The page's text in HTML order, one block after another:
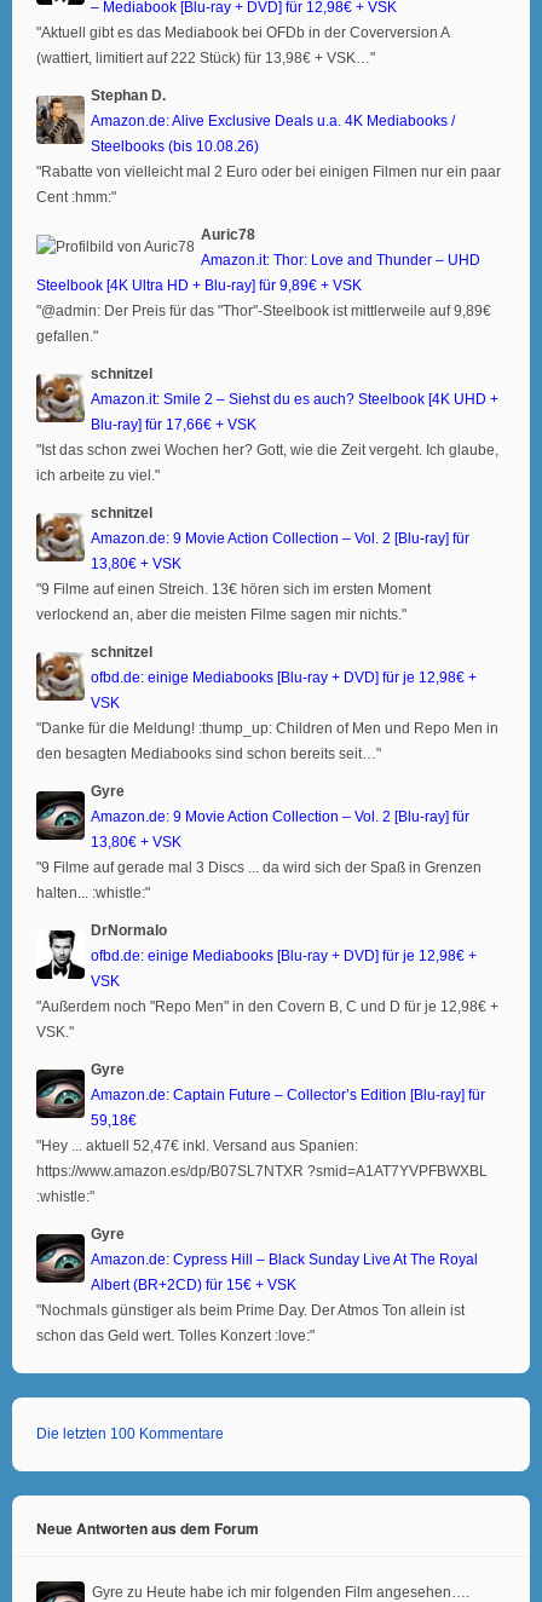
– Mediabook [Blu-ray + DVD] für 12,98€ + VSK
"Aktuell gibt es das Mediabook bei OFDb in der Coverversion A
(wattiert, limitiert auf 222 Stück) für 13,98€ + VSK…"
Stephan D.
Amazon.de: Alive Exclusive Deals u.a. 4K Mediabooks /
Steelbooks (bis 10.08.26)
"Rabatte von vielleicht mal 2 Euro oder bei einigen Filmen nur ein paar
Cent :hmm:"
Auric78
Amazon.it: Thor: Love and Thunder – UHD
Steelbook [4K Ultra HD + Blu-ray] für 9,89€ + VSK
"@admin: Der Preis für das "Thor"-Steelbook ist mittlerweile auf 9,89€
gefallen."
schnitzel
Amazon.it: Smile 2 – Siehst du es auch? Steelbook [4K UHD +
Blu-ray] für 17,66€ + VSK
"Ist das schon zwei Wochen her? Gott, wie die Zeit vergeht. Ich glaube,
ich arbeite zu viel."
schnitzel
Amazon.de: 9 Movie Action Collection – Vol. 2 [Blu-ray] für
13,80€ + VSK
"9 Filme auf einen Streich. 13€ hören sich im ersten Moment
verlockend an, aber die meisten Filme sagen mir nichts."
schnitzel
ofbd.de: einige Mediabooks [Blu-ray + DVD] für je 12,98€ +
VSK
"Danke für die Meldung! :thump_up: Children of Men und Repo Men in
den besagten Mediabooks sind schon bereits seit…"
Gyre
Amazon.de: 9 Movie Action Collection – Vol. 2 [Blu-ray] für
13,80€ + VSK
"9 Filme auf gerade mal 3 Discs ... da wird sich der Spaß in Grenzen
halten... :whistle:"
DrNormalo
ofbd.de: einige Mediabooks [Blu-ray + DVD] für je 12,98€ +
VSK
"Außerdem noch "Repo Men" in den Covern B, C und D für je 12,98€ +
VSK."
Gyre
Amazon.de: Captain Future – Collector’s Edition [Blu-ray] für
59,18€
"Hey ... aktuell 52,47€ inkl. Versand aus Spanien:
https://www.amazon.es/dp/B07SL7NTXR ?smid=A1AT7YVPFBWXBL
:whistle:"
Gyre
Amazon.de: Cypress Hill – Black Sunday Live At The Royal
Albert (BR+2CD) für 15€ + VSK
"Nochmals günstiger als beim Prime Day. Der Atmos Ton allein ist
schon das Geld wert. Tolles Konzert :love:"
Die letzten 100 Kommentare
Neue Antworten aus dem Forum
Gyre zu Heute habe ich mir folgenden Film angesehen….